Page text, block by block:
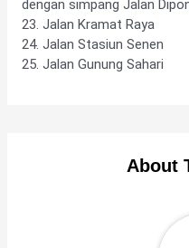
dengan simpang Jalan
23. Jalan Kramat Raya
24. Jalan Stasiun Senen
25. Jalan Gunung Sahari
About